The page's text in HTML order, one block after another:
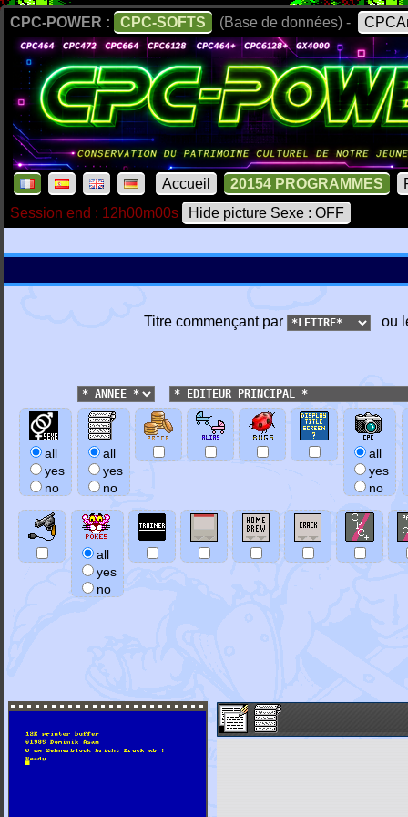
CPC-POWER : CPC-SOFTS (Base de données) -
Accueil 20154 PROGRAMMES
Session end : 12h00m00s
Hide picture Sexe : OFF
Titre commençant par ou
all
yes
no
all
yes
no
all
yes
no
all
yes
no